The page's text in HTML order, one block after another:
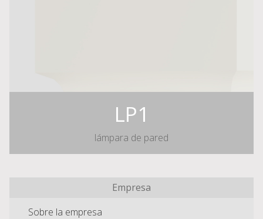
LP1
lámpara de pared
Empresa
Sobre la empresa